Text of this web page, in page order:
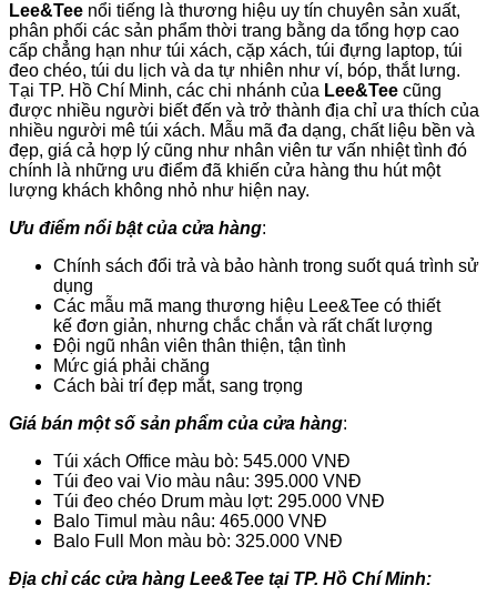
Lee&Tee nổi tiếng là thương hiệu uy tín chuyên sản xuất,
phân phối các sản phẩm thời trang bằng da tổng hợp cao
cấp chẳng hạn như túi xách, cặp xách, túi đựng laptop, túi
đeo chéo, túi du lịch và da tự nhiên như ví, bóp, thắt lưng.
Tại TP. Hồ Chí Minh, các chi nhánh của Lee&Tee cũng
được nhiều người biết đến và trở thành địa chỉ ưa thích của
nhiều người mê túi xách. Mẫu mã đa dạng, chất liệu bền và
đẹp, giá cả hợp lý cũng như nhân viên tư vấn nhiệt tình đó
chính là những ưu điểm đã khiến cửa hàng thu hút một
lượng khách không nhỏ như hiện nay.
Ưu điểm nổi bật của cửa hàng:
Chính sách đổi trả và bảo hành trong suốt quá trình sử
dụng
Các mẫu mã mang thương hiệu Lee&Tee có thiết
kế đơn giản, nhưng chắc chắn và rất chất lượng
Đội ngũ nhân viên thân thiện, tận tình
Mức giá phải chăng
Cách bài trí đẹp mắt, sang trọng
Giá bán một số sản phẩm của cửa hàng:
Túi xách Office màu bò: 545.000 VNĐ
Túi đeo vai Vio màu nâu: 395.000 VNĐ
Túi đeo chéo Drum màu lợt: 295.000 VNĐ
Balo Timul màu nâu: 465.000 VNĐ
Balo Full Mon màu bò: 325.000 VNĐ
Địa chỉ các cửa hàng Lee&Tee tại TP. Hồ Chí Minh: